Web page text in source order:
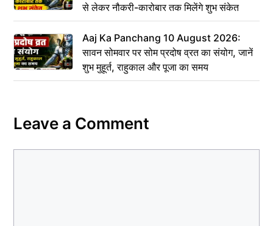
से लेकर नौकरी-कारोबार तक मिलेंगे शुभ संकेत
Aaj Ka Panchang 10 August 2026:
सावन सोमवार पर सोम प्रदोष व्रत का संयोग, जानें
शुभ मुहूर्त, राहुकाल और पूजा का समय
Leave a Comment